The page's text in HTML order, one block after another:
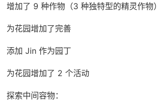
增加了 9 种作物（3 种独特型的精灵作物）
为花园增加了完善
添加 Jin 作为园丁
为花园增加了 2 个活动
探索中间容物：